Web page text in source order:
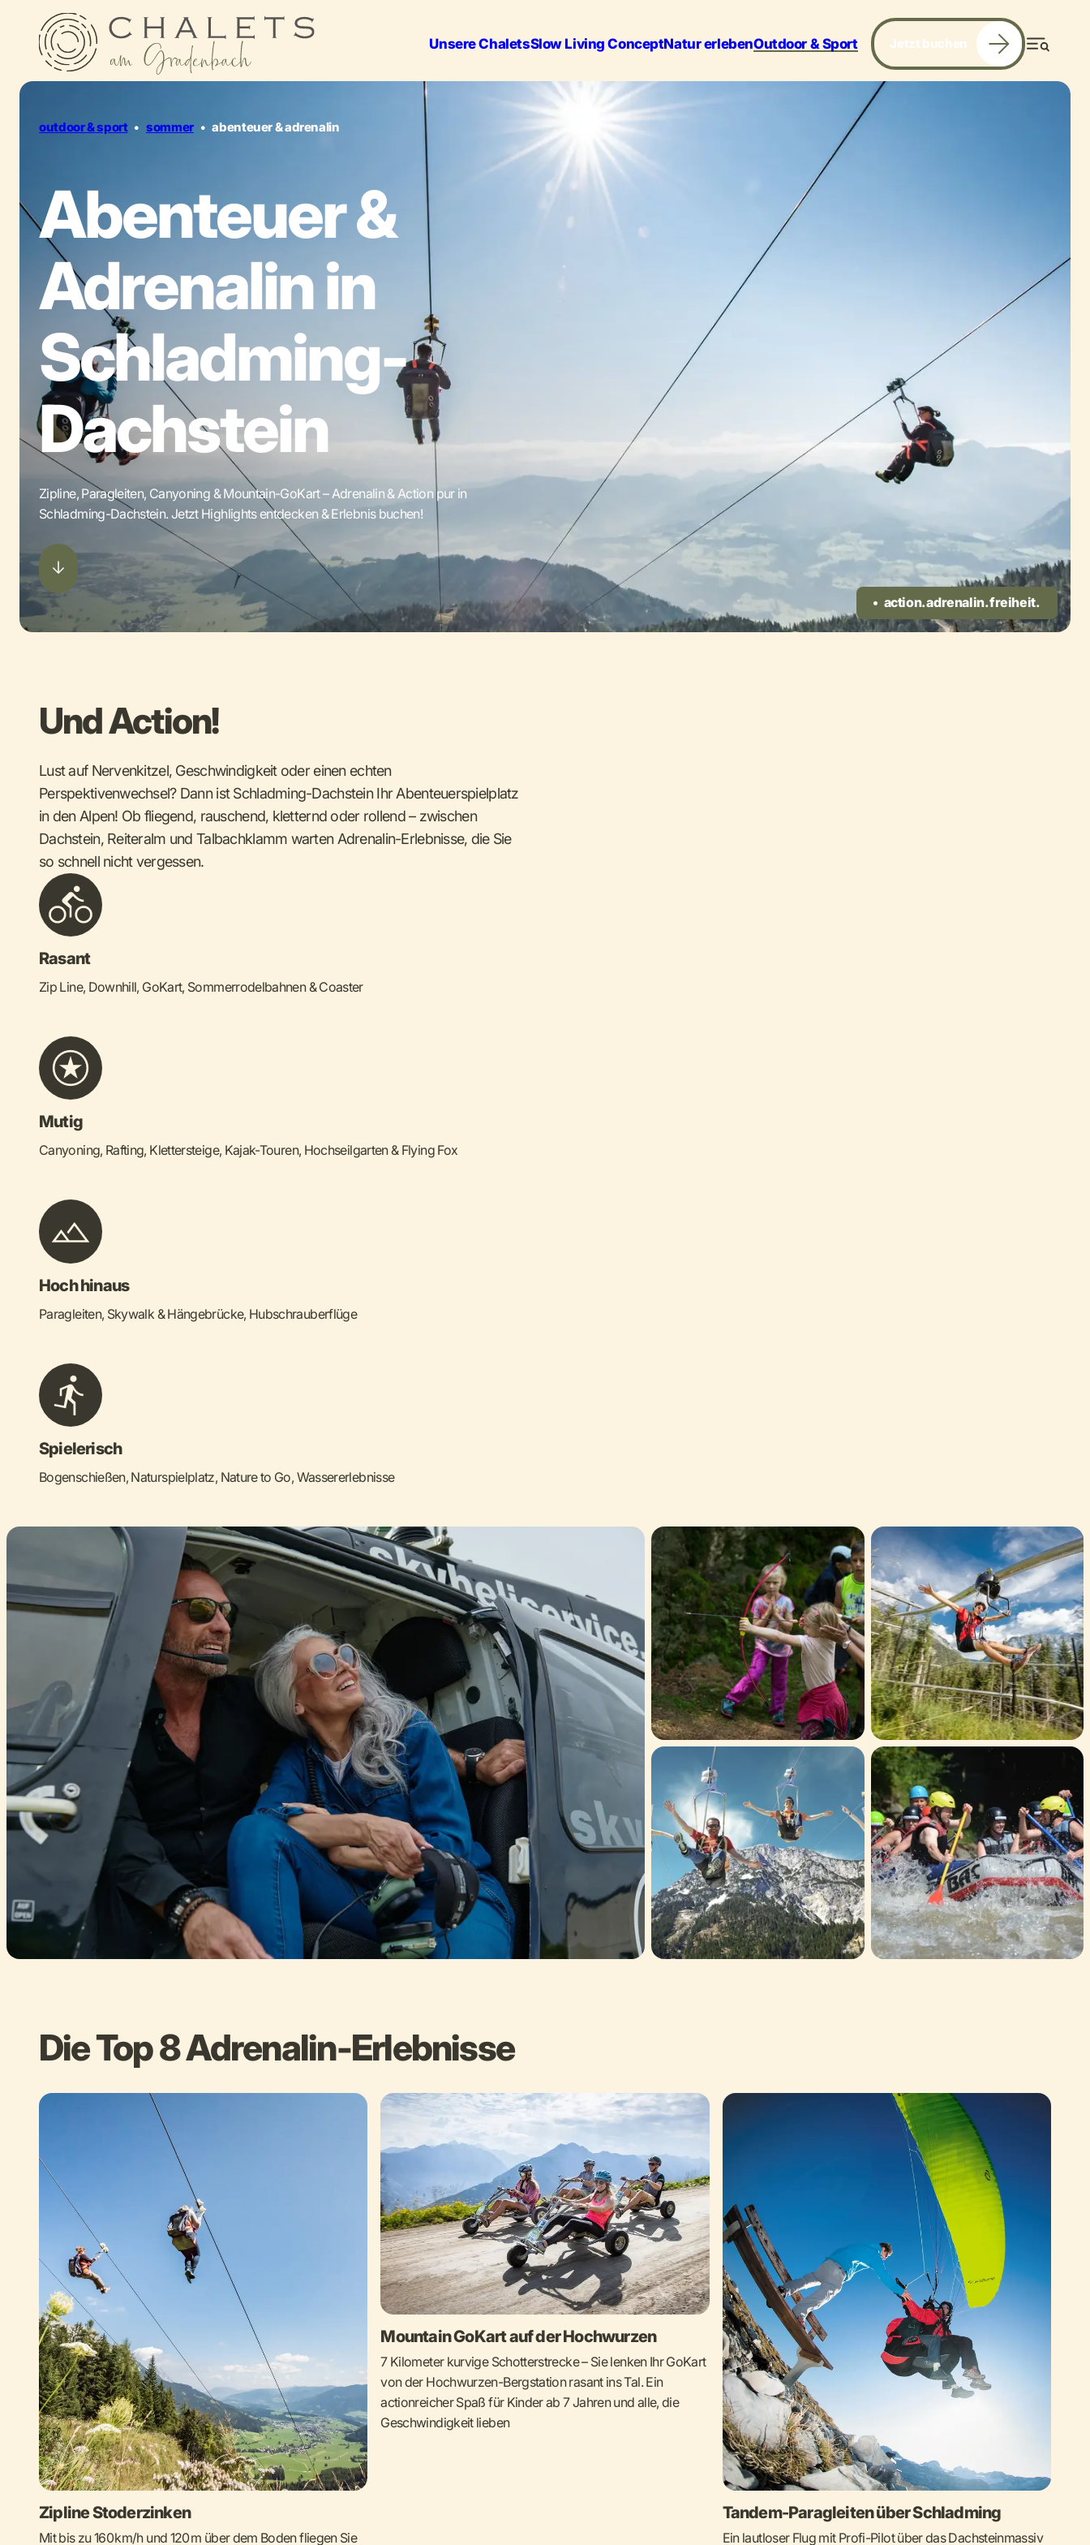
Unsere ChaletsSlow Living ConceptNatur erlebenOutdoor & Sport
Jetzt buchen Menü
outdoor & sport • sommer • abenteuer & adrenalin
Abenteuer &
Adrenalin in
Schladming-
Dachstein
Zipline, Paragleiten, Canyoning & Mountain-GoKart – Adrenalin & Action pur in
Schladming-Dachstein. Jetzt Highlights entdecken & Erlebnis buchen!
action. adrenalin. freiheit.
Und Action!
Lust auf Nervenkitzel, Geschwindigkeit oder einen echten
Perspektivenwechsel? Dann ist Schladming-Dachstein Ihr Abenteuerspielplatz
in den Alpen! Ob fliegend, rauschend, kletternd oder rollend – zwischen
Dachstein, Reiteralm und Talbachklamm warten Adrenalin-Erlebnisse, die Sie
so schnell nicht vergessen.
Rasant
Zip Line, Downhill, GoKart, Sommerrodelbahnen & Coaster
Mutig
Canyoning, Rafting, Klettersteige, Kajak-Touren, Hochseilgarten & Flying Fox
Hoch hinaus
Paragleiten, Skywalk & Hängebrücke, Hubschrauberflüge
Spielerisch
Bogenschießen, Naturspielplatz, Nature to Go, Wassererlebnisse
Die Top 8 Adrenalin-Erlebnisse
Zipline Stoderzinken
Mit bis zu 160 km/h und 120 m über dem Boden fliegen Sie
Mountain GoKart auf der Hochwurzen
7 Kilometer kurvige Schotterstrecke – Sie lenken Ihr GoKart
von der Hochwurzen-Bergstation rasant ins Tal. Ein
actionreicher Spaß für Kinder ab 7 Jahren und alle, die
Geschwindigkeit lieben
Tandem-Paragleiten über Schladming
Ein lautloser Flug mit Profi-Pilot über das Dachsteinmassiv